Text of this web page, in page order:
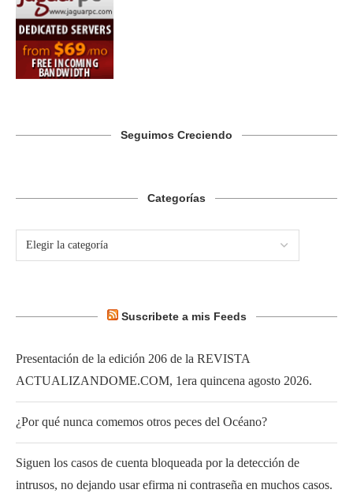
Seguimos Creciendo
Categorías
Suscribete a mis Feeds
Presentación de la edición 206 de la REVISTA
ACTUALIZANDOME.COM, 1era quincena agosto 2026.
¿Por qué nunca comemos otros peces del Océano?
Siguen los casos de cuenta bloqueada por la detección de
intrusos, no dejando usar efirma ni contraseña en muchos casos.